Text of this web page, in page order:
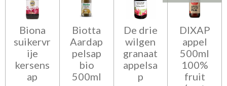
Biona
suikervr
ije
kersens
ap
Biotta
Aardap
pelsap
bio
500ml
De drie
wilgen
granaat
appelsa
p
DIXAP
appel
500ml
100%
fruit